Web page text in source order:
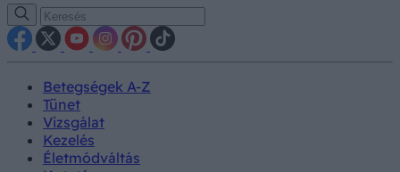
Betegségek A-Z
Tünet
Vizsgálat
Kezelés
Életmódváltás